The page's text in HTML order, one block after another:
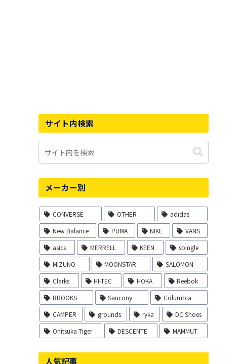
サイト内検索
メーカー別
CONVERSE OTHER
adidas
New Balance
PUMA NIKE
VANS
asics
MERRELL KEEN
spingle
MIZUNO
MOONSTAR
SALOMON
Clarks
HI-TEC HOKA
Reebok
BROOKS
Saucony
Columbia
CAMPER
grounds ryka
DC Shoes
Onitsuka Tiger
DESCENTE MAMMUT
人気記事